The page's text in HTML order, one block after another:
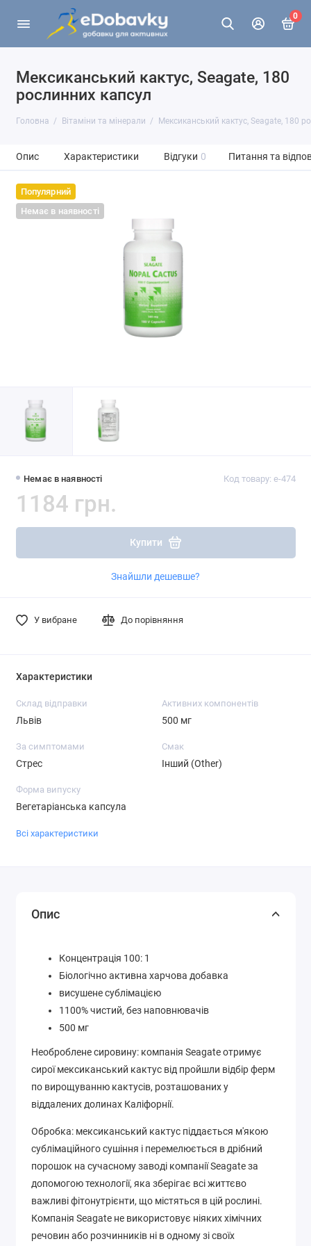
0
Мексиканський кактус, Seagate, 180
рослинних капсул
Головна Вітаміни та мінерали Мексиканський кактус, Seagate, 180
Опис Характеристики Відгуки 0 Питання та
Популярний
Немає в наявності
Немає в наявності Код товару: e-474
1184 грн.
Купити
Знайшли дешевше?
У вибране До порівняння
Характеристики
Склад відправки
Львів
Активних компонентів
500 мг
За симптомами
Стрес
Смак
Інший (Other)
Форма випуску
Вегетаріанська капсула
Всі характеристики
Опис
Концентрація 100: 1
Біологічно активна харчова добавка
висушене сублімацією
1100% чистий, без наповнювачів
500 мг
Необроблене сировину: компанія Seagate отримує
сирої мексиканський кактус від пройшли відбір ферм
по вирощуванню кактусів, розташованих у
віддалених долинах Каліфорнії.
Обробка: мексиканський кактус піддається м'якою
сублімаційного сушіння і перемелюється в дрібний
порошок на сучасному заводі компанії Seagate за
допомогою технології, яка зберігає всі життєво
важливі фітонутрієнти, що містяться в цій рослині.
Компанія Seagate не використовує ніяких хімічних
речовин або розчинників ні в одному зі своїх